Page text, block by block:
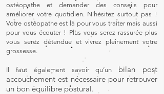
ostéopathe et demander des conseils pour
améliorer votre quotidien. N’hésitez surtout pas !
Votre ostéopathe est là pour vous traiter mais aussi
pour vous écouter ! Plus vous serez rassurée plus
vous serez détendue et vivrez pleinement votre
grossesse.
Il faut également savoir qu’un bilan post
accouchement est nécessaire pour retrouver
un bon équilibre postural.